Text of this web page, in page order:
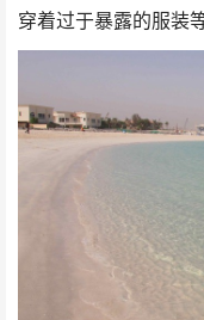
穿着过于暴露的服装等